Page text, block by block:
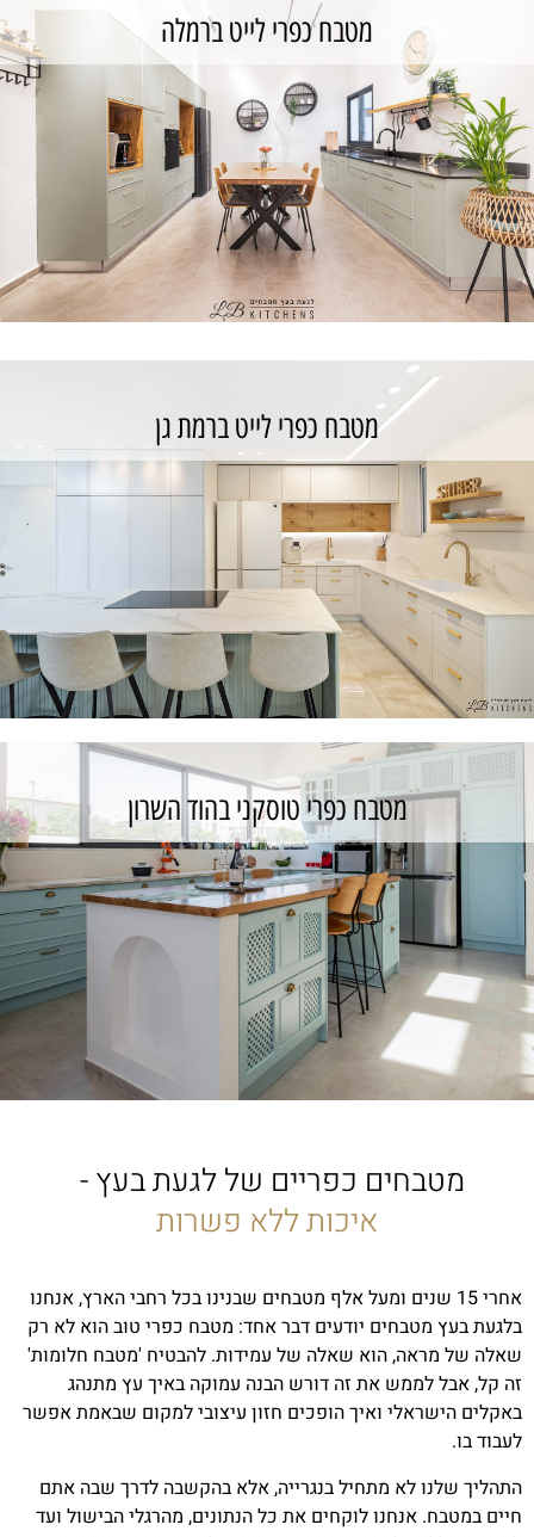
מטבח כפרי בתפוח
כנס לפרויקט
מטבח כפרי לייט ברמלה
מטבח כפרי לייט ברמלה
כנס לפרויקט
מטבח כפרי לייט ברמת גן
מטבח כפרי לייט ברמת גן
כנס לפרויקט
מטבח כפרי טוסקני בהוד השרון
מטבח כפרי טוסקני בהוד השרון
כנס לפרויקט
מטבחים כפריים של לגעת בעץ -
איכות ללא פשרות
אחרי 15 שנים ומעל אלף מטבחים שבנינו בכל רחבי הארץ, אנחנו
בלגעת בעץ מטבחים יודעים דבר אחד: מטבח כפרי טוב הוא לא רק
שאלה של מראה, הוא שאלה של עמידות. להבטיח 'מטבח חלומות'
זה קל, אבל לממש את זה דורש הבנה עמוקה באיך עץ מתנהג
באקלים הישראלי ואיך הופכים חזון עיצובי למקום שבאמת אפשר
לעבוד בו.
התהליך שלנו לא מתחיל בנגרייה, אלא בהקשבה לדרך שבה אתם
חיים במטבח. אנחנו לוקחים את כל הנתונים, מהרגלי הבישול ועד